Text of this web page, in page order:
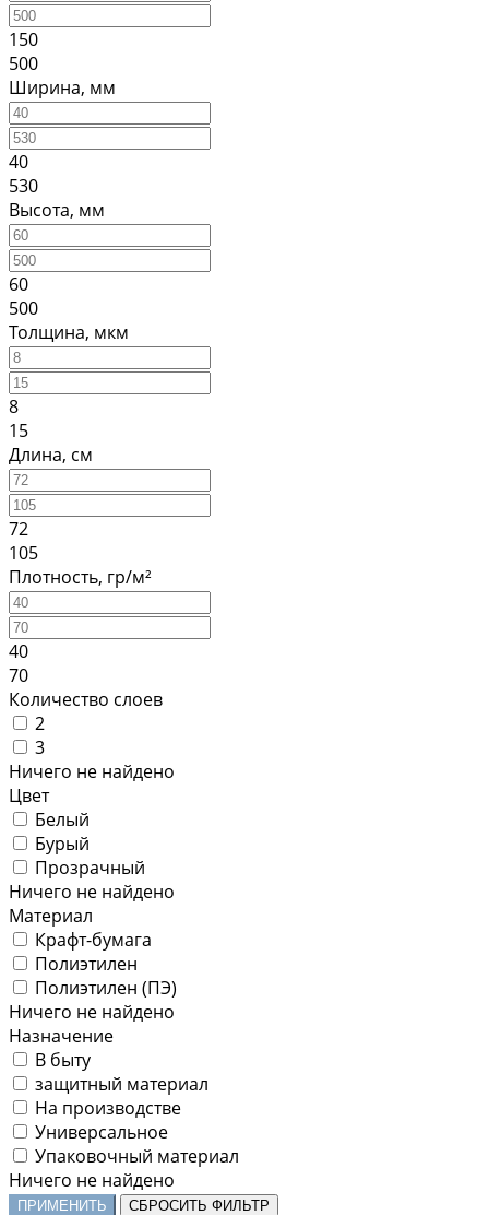
150
500
Ширина, мм
40
530
Высота, мм
60
500
Толщина, мкм
8
15
Длина, см
72
105
Плотность, гр/м²
40
70
Количество слоев
2
3
Ничего не найдено
Цвет
Белый
Бурый
Прозрачный
Ничего не найдено
Материал
Крафт-бумага
Полиэтилен
Полиэтилен (ПЭ)
Ничего не найдено
Назначение
В быту
защитный материал
На производстве
Универсальное
Упаковочный материал
Ничего не найдено
ПРИМЕНИТЬ СБРОСИТЬ ФИЛЬТР